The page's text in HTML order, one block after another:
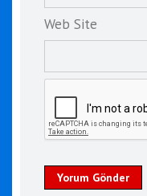
Web Site
Yorum Gönder